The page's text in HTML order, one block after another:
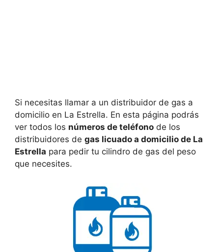
Si necesitas llamar a un distribuidor de gas a
domicilio en La Estrella. En esta página podrás
ver todos los números de teléfono de los
distribuidores de gas licuado a domicilio de La
Estrella para pedir tu cilindro de gas del peso
que necesites.